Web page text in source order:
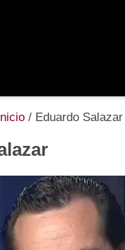
Inicio / Eduardo Salazar